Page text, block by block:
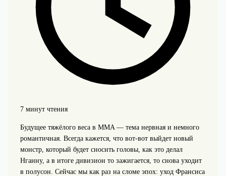
7 минут чтения
Будущее тяжёлого веса в MMA — тема нервная и немного
романтичная. Всегда кажется, что вот-вот выйдет новый
монстр, который будет сносить головы, как это делал
Нганну, а в итоге дивизион то зажигается, то снова уходит
в полусон. Сейчас мы как раз на сломе эпох: уход Франсиса